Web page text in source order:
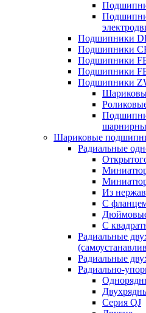
Подшипники
Подшипники
Подшипники
Подшипники
Подшипники
Шариковые
Радиальные
Из
С
С
Радиальные
Радиальные
Радиально-
Серия QJ